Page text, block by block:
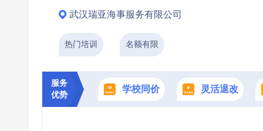
武汉瑞亚海事服务有限公司
热门培训 名额有限
服务
优势
学校同价 灵活退改